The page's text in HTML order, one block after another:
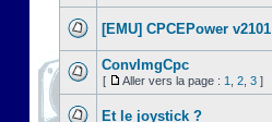
[EMU] CPCEPower v2101
ConvImgCpc
[ Aller vers la page : 1 2 3 ]
Et le joystick ?